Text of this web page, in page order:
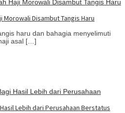
Morowali Disambut Tangis Haru
haru dan bahagia menyelimuti
asal […]
Lebih dari Perusahaan Berstatus